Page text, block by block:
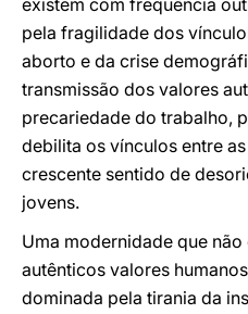
existem com frequência
pela fragilidade dos
aborto e da crise
transmissão dos valores
precariedade do trabalho,
debilita os vínculos entre
crescente sentido de
jovens.
Uma modernidade que
autênticos valores
dominada pela tirania da